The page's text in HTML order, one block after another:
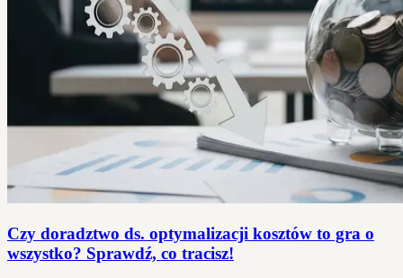
Czy doradztwo ds. optymalizacji kosztów to gra o
wszystko? Sprawdź, co tracisz!